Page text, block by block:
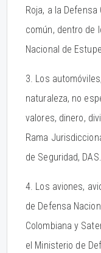
Roja, a la
común, dentro de
Nacional de
3. Los
naturaleza, no
valores, dinero,
Rama
de Seguridad, DAS.
4. Los aviones,
de Defensa
Colombiana y
el Ministerio de